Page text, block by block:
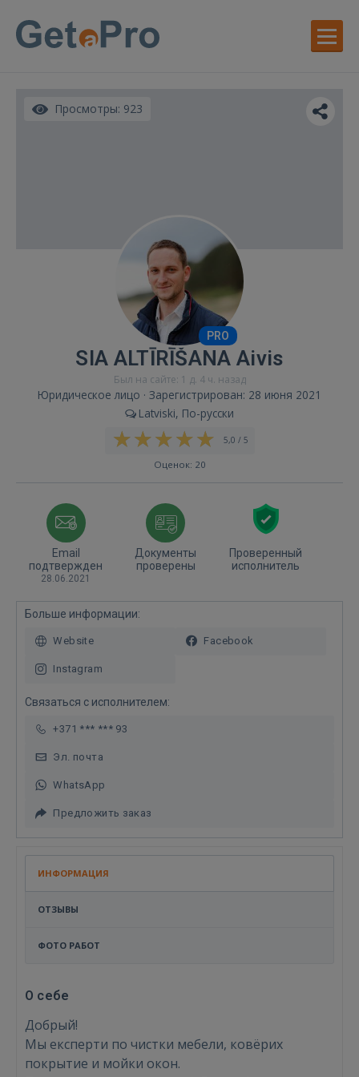
Просмотры: 923
PRO
SIA ALTĪRĪŠANA Aivis
Был на сайте: 1 д. 4 ч. назад
Юридическое лицо · Зарегистрирован: 28 июня 2021
Latviski, По-русски
5,0 / 5
Оценок: 20
Email
подтвержден
28.06.2021
Документы
проверены
Проверенный
исполнитель
Больше информации:
Website Facebook
Instagram
Связаться с исполнителем:
+371 *** *** 93
Эл. почта
WhatsApp
Предложить заказ
ИНФОРМАЦИЯ
ОТЗЫВЫ
ФОТО РАБОТ
О себе
Добрый!
Мы експерти по чистки мебели, ковёрих
покрытие и мойки окон.